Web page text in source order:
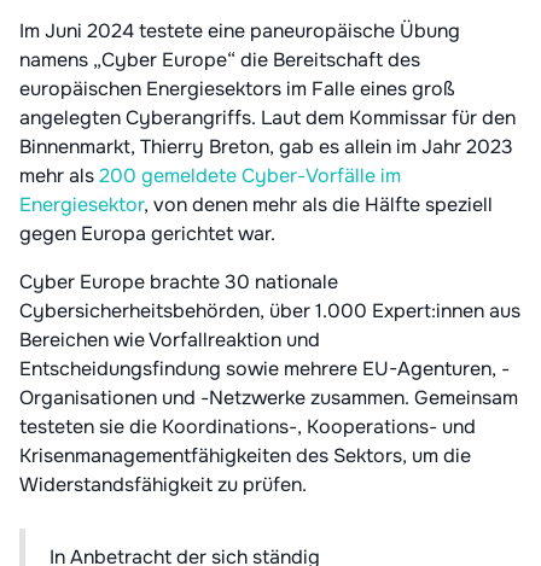
Im Juni 2024 testete eine paneuropäische Übung
namens „Cyber Europe“ die Bereitschaft des
europäischen Energiesektors im Falle eines groß
angelegten Cyberangriffs. Laut dem Kommissar für den
Binnenmarkt, Thierry Breton, gab es allein im Jahr 2023
mehr als200 gemeldete Cyber-Vorfälle im
Energiesektor, von denen mehr als die Hälfte speziell
gegen Europa gerichtet war.
Cyber Europe brachte 30 nationale
Cybersicherheitsbehörden, über 1.000 Expert:innen aus
Bereichen wie Vorfallreaktion und
Entscheidungsfindung sowie mehrere EU-Agenturen, -
Organisationen und -Netzwerke zusammen. Gemeinsam
testeten sie die Koordinations-, Kooperations- und
Krisenmanagementfähigkeiten des Sektors, um die
Widerstandsfähigkeit zu prüfen.
In Anbetracht der sich ständig